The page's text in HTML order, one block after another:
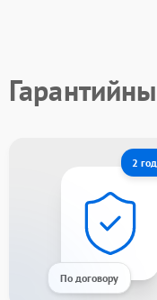
2
По договору